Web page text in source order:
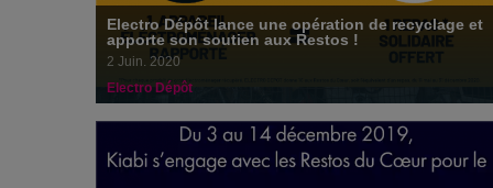
Electro Dépôt lance une opération de recyclage et
apporte son soutien aux Restos !
2 Juin. 2020
Electro Dépôt